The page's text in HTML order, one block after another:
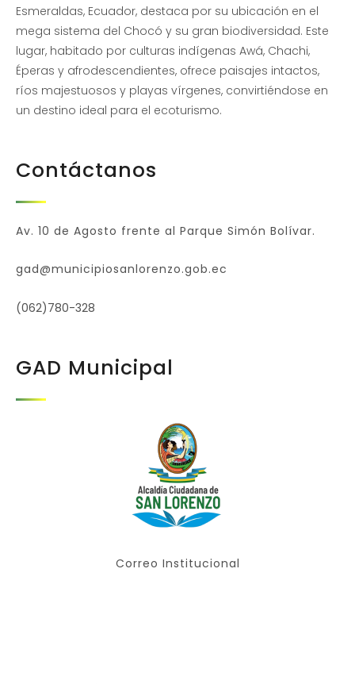
Esmeraldas, Ecuador, destaca por su ubicación en el
mega sistema del Chocó y su gran biodiversidad. Este
lugar, habitado por culturas indígenas Awá, Chachi,
Éperas y afrodescendientes, ofrece paisajes intactos,
ríos majestuosos y playas vírgenes, convirtiéndose en
un destino ideal para el ecoturismo.
Contáctanos
Av. 10 de Agosto frente al Parque Simón Bolívar.
gad@municipiosanlorenzo.gob.ec
(062)780-328
GAD Municipal
Correo Institucional